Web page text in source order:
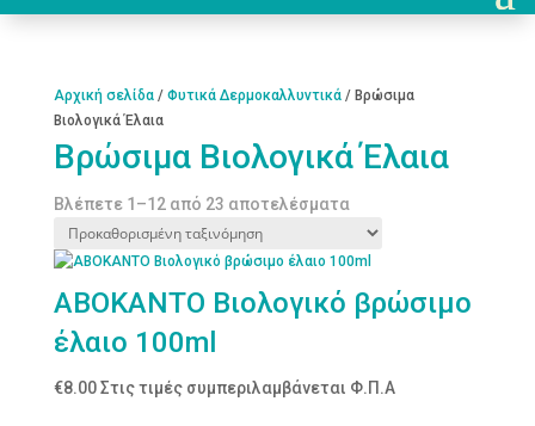
Αρχική σελίδα/ Φυτικά Δερμοκαλλυντικά/ Βρώσιμα
Βιολογικά Έλαια
Βρώσιμα Βιολογικά Έλαια
Βλέπετε 1–12 από 23 αποτελέσματα
ΑΒΟΚΑΝΤΟ Βιολογικό βρώσιμο
έλαιο 100ml
€8.00 Στις τιμές συμπεριλαμβάνεται Φ.Π.Α